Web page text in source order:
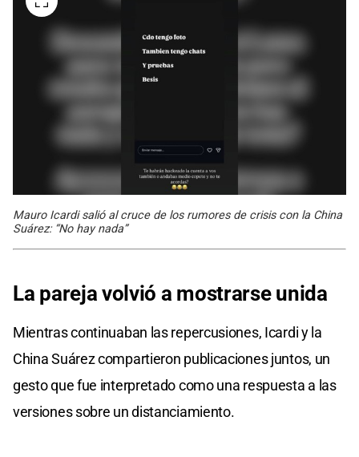
Mauro Icardi salió al cruce de los rumores de crisis con la China
Suárez: “No hay nada”
La pareja volvió a mostrarse unida
Mientras continuaban las repercusiones, Icardi y la
China Suárez compartieron publicaciones juntos, un
gesto que fue interpretado como una respuesta a las
versiones sobre un distanciamiento.